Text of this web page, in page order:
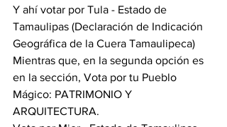
Y ahí votar por Tula - Estado de
Tamaulipas (Declaración de Indicación
Geográfica de la Cuera Tamaulipeca)
Mientras que, en la segunda opción es
en la sección, Vota por tu Pueblo
Mágico: PATRIMONIO Y
ARQUITECTURA.